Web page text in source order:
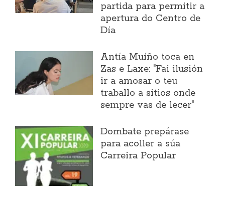
partida para permitir a
apertura do Centro de
Día
Antía Muíño toca en
Zas e Laxe: "Fai ilusión
ir a amosar o teu
traballo a sitios onde
sempre vas de lecer"
Dombate prepárase
para acoller a súa
Carreira Popular